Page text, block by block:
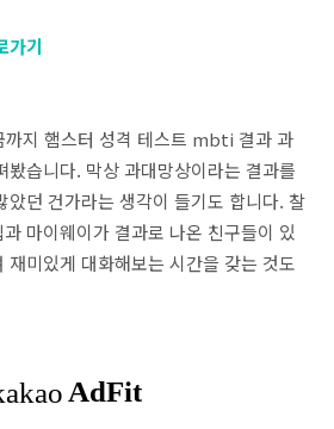
가기
지 햄스터 성격 테스트 mbti 결과 과
봤습니다. 막상 과대망상이라는 결과를
았던 건가라는 생각이 들기도 합니다. 찰
마이웨이가 결과로 나온 친구들이 있
재미있게 대화해보는 시간을 갖는 것도